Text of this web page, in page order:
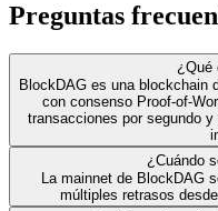
Preguntas
¿Qué
BlockDAG es una blockchain
con consenso Proof-of-
transacciones por segundo
¿Cuándo
La mainnet de BlockDAG
múltiples retrasos